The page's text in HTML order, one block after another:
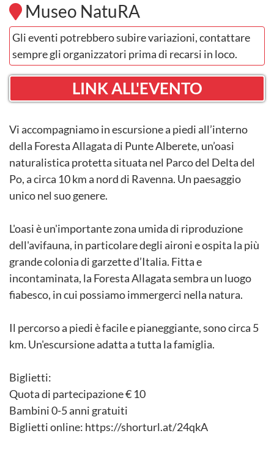
Museo NatuRA
Gli eventi potrebbero subire variazioni, contattare
sempre gli organizzatori prima di recarsi in loco.
LINK ALL'EVENTO
Vi accompagniamo in escursione a piedi all’interno
della Foresta Allagata di Punte Alberete, un’oasi
naturalistica protetta situata nel Parco del Delta del
Po, a circa 10 km a nord di Ravenna. Un paesaggio
unico nel suo genere.
L'oasi è un'importante zona umida di riproduzione
dell'avifauna, in particolare degli aironi e ospita la più
grande colonia di garzette d’Italia. Fitta e
incontaminata, la Foresta Allagata sembra un luogo
fiabesco, in cui possiamo immergerci nella natura.
Il percorso a piedi è facile e pianeggiante, sono circa 5
km. Un'escursione adatta a tutta la famiglia.
Biglietti:
Quota di partecipazione € 10
Bambini 0-5 anni gratuiti
Biglietti online: https://shorturl.at/24qkA